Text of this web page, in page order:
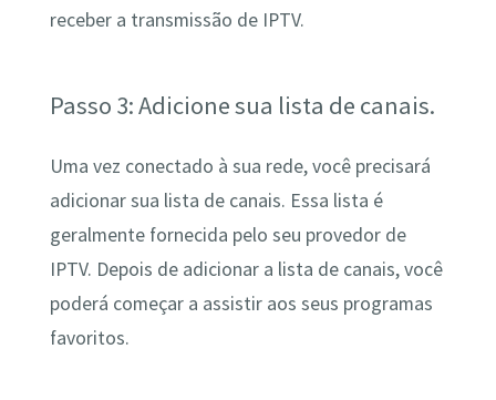
receber a transmissão de IPTV.
Passo 3: Adicione sua lista de canais.
Uma vez conectado à sua rede, você precisará
adicionar sua lista de canais. Essa lista é
geralmente fornecida pelo seu provedor de
IPTV. Depois de adicionar a lista de canais, você
poderá começar a assistir aos seus programas
favoritos.